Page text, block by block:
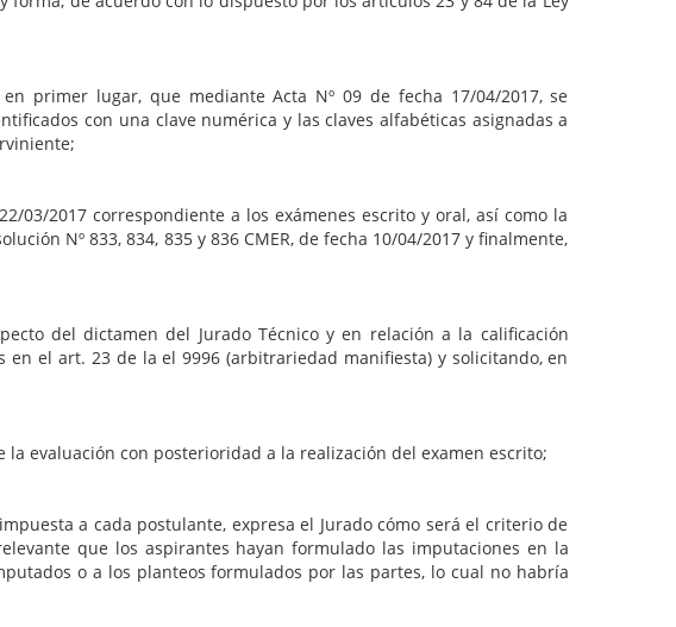
primer lugar, que mediante Acta Nº 09 de fecha 17/04/2017, se
con una clave numérica y las claves alfabéticas asignadas a
03/2017 correspondiente a los exámenes escrito y oral, así como la
Nº 833, 834, 835 y 836 CMER, de fecha 10/04/2017 y finalmente,
del dictamen del Jurado Técnico y en relación a la calificación
el art. 23 de la el 9996 (arbitrariedad manifiesta) y solicitando, en
evaluación con posterioridad a la realización del examen escrito;
a cada postulante, expresa el Jurado cómo será el criterio de
que los aspirantes hayan formulado las imputaciones en la
o a los planteos formulados por las partes, lo cual no habría